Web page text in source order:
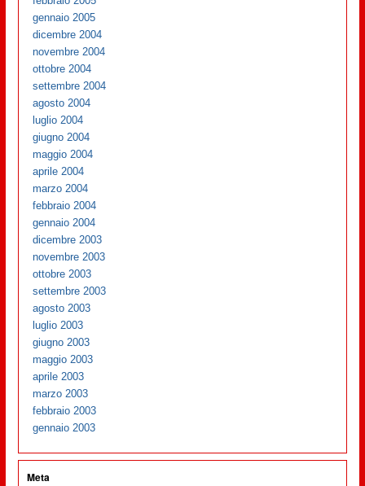
gennaio 2005
dicembre 2004
novembre 2004
ottobre 2004
settembre 2004
agosto 2004
luglio 2004
giugno 2004
maggio 2004
aprile 2004
marzo 2004
febbraio 2004
gennaio 2004
dicembre 2003
novembre 2003
ottobre 2003
settembre 2003
agosto 2003
luglio 2003
giugno 2003
maggio 2003
aprile 2003
marzo 2003
febbraio 2003
gennaio 2003
Meta